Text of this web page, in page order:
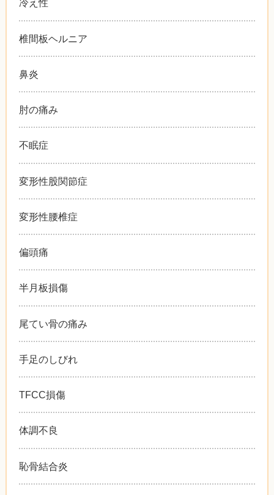
冷え性
椎間板ヘルニア
鼻炎
肘の痛み
不眠症
変形性股関節症
変形性腰椎症
偏頭痛
半月板損傷
尾てい骨の痛み
手足のしびれ
TFCC損傷
体調不良
恥骨結合炎